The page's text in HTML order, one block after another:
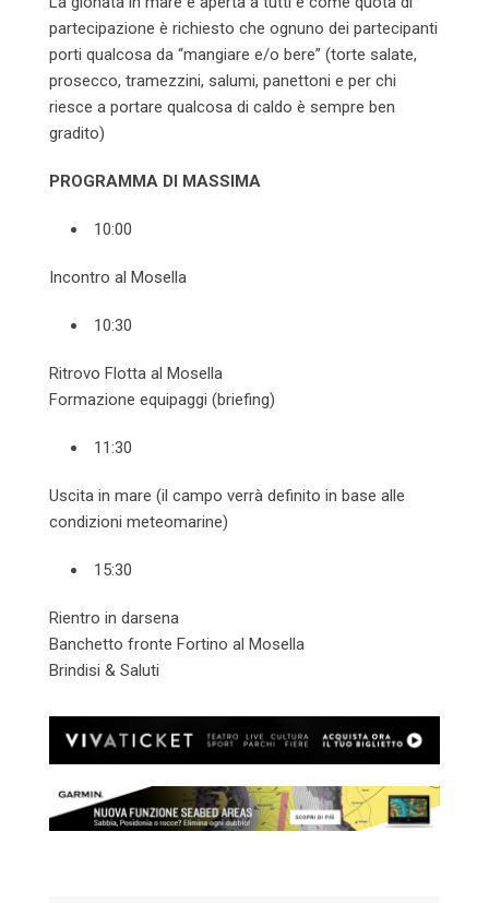
partecipazione è richiesto che ognuno dei partecipanti
porti qualcosa da “mangiare e/o bere” (torte salate,
prosecco, tramezzini, salumi, panettoni e per chi
riesce a portare qualcosa di caldo è sempre ben
gradito)
PROGRAMMA DI MASSIMA
10:00
Incontro al Mosella
10:30
Ritrovo Flotta al Mosella
Formazione equipaggi (briefing)
11:30
Uscita in mare (il campo verrà definito in base alle
condizioni meteomarine)
15:30
Rientro in darsena
Banchetto fronte Fortino al Mosella
Brindisi & Saluti